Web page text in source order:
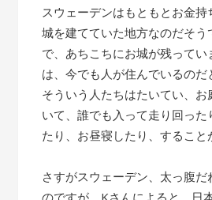
スウェーデンはもともとお金持
城を建てていた地方なのだそう
で、あちこちにお城が残ってい
は、今でも人が住んでいるのだ
そういう人たちはたいてい、お
いて、誰でも入って走り回っ
たり、お昼寝したり、すること
さすがスウェーデン、太っ腹だ
のですが、Kさんによると、日